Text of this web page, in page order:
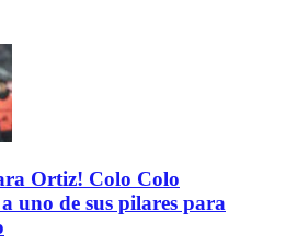
Ortiz! Colo Colo
uno de sus pilares para